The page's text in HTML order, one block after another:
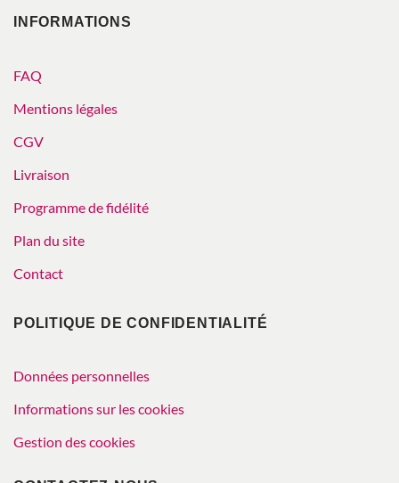
INFORMATIONS
FAQ
Mentions légales
CGV
Livraison
Programme de fidélité
Plan du site
Contact
POLITIQUE DE CONFIDENTIALITÉ
Données personnelles
Informations sur les cookies
Gestion des cookies